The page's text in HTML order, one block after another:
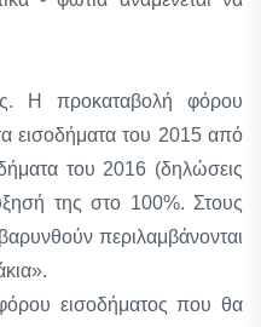
Η προκαταβολή φόρου
εισοδήματα του 2015 από
του 2016 (δηλώσεις
της στο 100%. Στους
περιλαμβάνονται
εισοδήματος που θα